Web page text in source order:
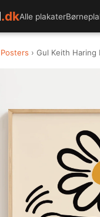
.dkAlle plakater
Posters › Gul Keith Haring